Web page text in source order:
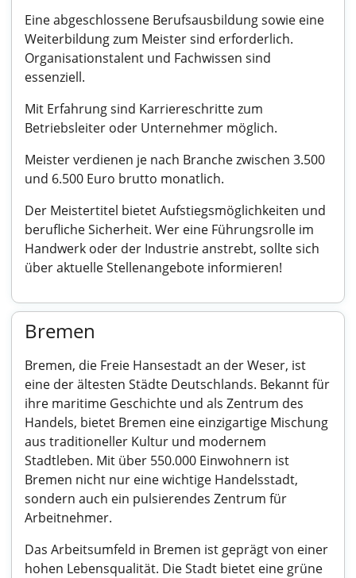
Eine abgeschlossene Berufsausbildung sowie eine
Weiterbildung zum Meister sind erforderlich.
Organisationstalent und Fachwissen sind
essenziell.
Mit Erfahrung sind Karriereschritte zum
Betriebsleiter oder Unternehmer möglich.
Meister verdienen je nach Branche zwischen 3.500
und 6.500 Euro brutto monatlich.
Der Meistertitel bietet Aufstiegsmöglichkeiten und
berufliche Sicherheit. Wer eine Führungsrolle im
Handwerk oder der Industrie anstrebt, sollte sich
über aktuelle Stellenangebote informieren!
Bremen
Bremen, die Freie Hansestadt an der Weser, ist
eine der ältesten Städte Deutschlands. Bekannt für
ihre maritime Geschichte und als Zentrum des
Handels, bietet Bremen eine einzigartige Mischung
aus traditioneller Kultur und modernem
Stadtleben. Mit über 550.000 Einwohnern ist
Bremen nicht nur eine wichtige Handelsstadt,
sondern auch ein pulsierendes Zentrum für
Arbeitnehmer.
Das Arbeitsumfeld in Bremen ist geprägt von einer
hohen Lebensqualität. Die Stadt bietet eine grüne